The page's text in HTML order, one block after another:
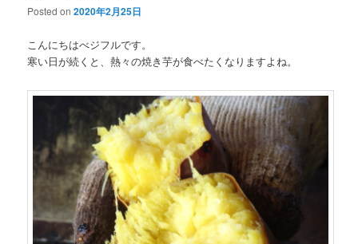
Posted on2020年2月25日
こんにちはべジフルです。
寒い日が続くと、熱々の焼き芋が食べたくなりますよね。